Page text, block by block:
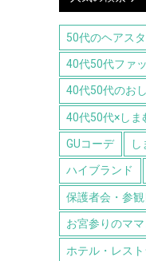
50代のヘアス
40代50代ファ
40代50代のお
40代50代×しま
GUコーデ
ハイブランド
保護者会・参
お宮参りのマ
ホテル・レス